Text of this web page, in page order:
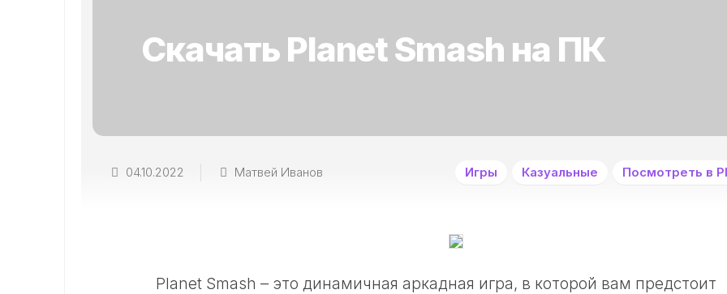
Скачать Planet Smash на ПК
04.10.2022 Матвей Иванов Посмотреть в
Игры Казуальные
Planet Smash – это динамичная аркадная игра, в которой вам предстоит